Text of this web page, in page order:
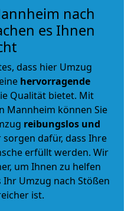
nach
es Ihnen
dass hier Umzug
hervorragende
Qualität bietet. Mit
Mannheim können Sie
reibungslos und
dafür, dass Ihre
erfüllt werden. Wir
um Ihnen zu helfen
Umzug nach Stößen
ist.